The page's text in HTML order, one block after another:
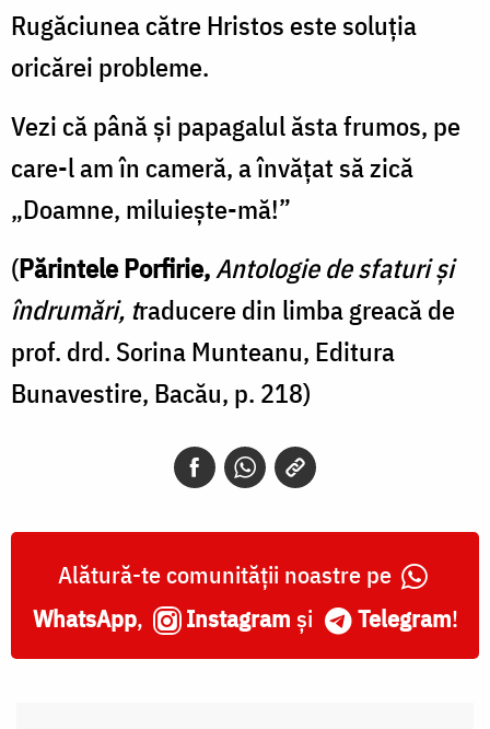
Rugăciunea către Hristos este soluția
oricărei probleme.
Vezi că până și papagalul ăsta frumos, pe
care-l am în cameră, a învățat să zică
„Doamne, miluiește-mă!”
(Părintele Porfirie,Antologie de sfaturi și
îndrumări, traducere din limba greacă de
prof. drd. Sorina Munteanu, Editura
Bunavestire, Bacău, p. 218)
Alătură-te comunității noastre pe
WhatsApp, Instagram și Telegram!